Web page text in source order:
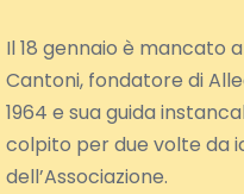
Il 18 gennaio è mancato
Cantoni, fondatore di
1964 e sua guida
colpito per due volte da
dell’Associazione.